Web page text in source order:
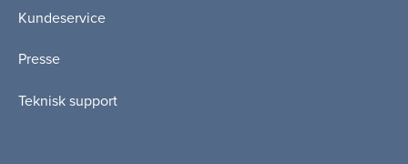
Kundeservice
Presse
Teknisk support